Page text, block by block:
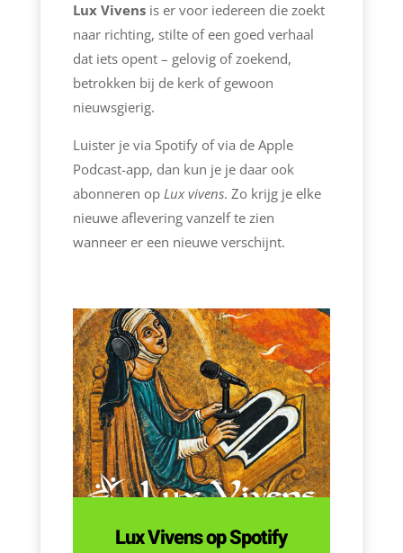
Lux Vivensis er voor iedereen die zoekt
naar richting, stilte of een goed verhaal
dat iets opent – gelovig of zoekend,
betrokken bij de kerk of gewoon
nieuwsgierig.
Luister je via Spotify of via de Apple
Podcast-app, dan kun je je daar ook
abonneren op Luxvivens. Zo krijg je elke
nieuwe aflevering vanzelf te zien
wanneer er een nieuwe verschijnt.
Lux Vivens op Spotify